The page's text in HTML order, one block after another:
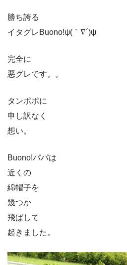
勝ち誇る
イタグレBuono!ψ(｀∇´)ψ
完全に
悪グレです。。
タンポポに
申し訳なく
想い。
Buono!パパは
近くの
綿帽子を
幾つか
飛ばして
起きました。